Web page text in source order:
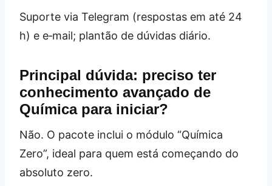
Suporte via Telegram (respostas em até 24
h) e e‑mail; plantão de dúvidas diário.
Principal dúvida: preciso ter
conhecimento avançado de
Química para iniciar?
Não. O pacote inclui o módulo “Química
Zero”, ideal para quem está começando do
absoluto zero.